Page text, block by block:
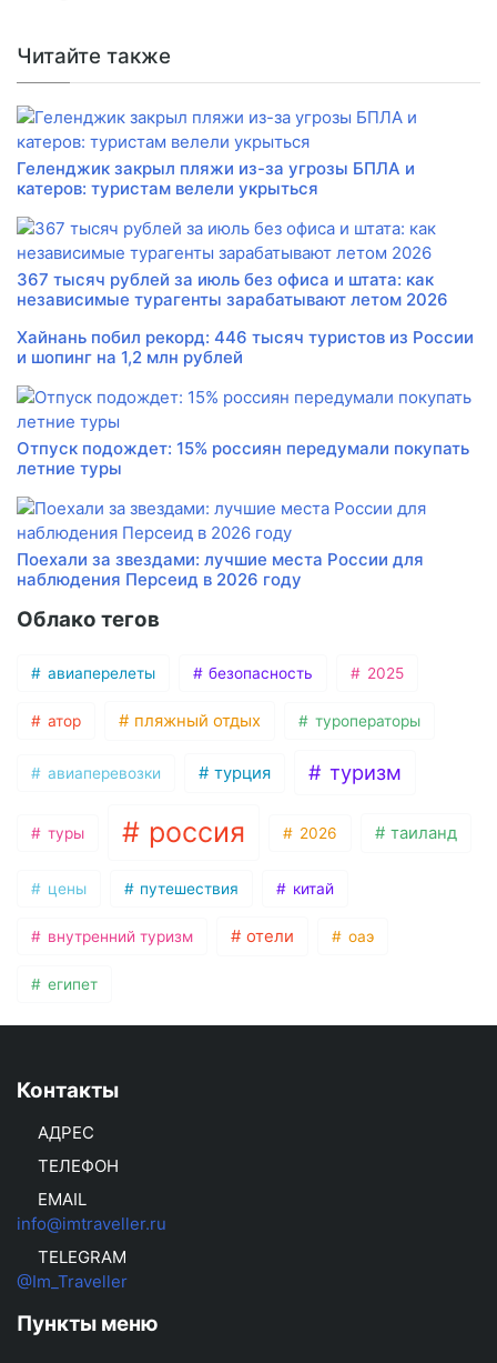
Читайте также
Геленджик закрыл пляжи из-за угрозы БПЛА и
катеров: туристам велели укрыться
367 тысяч рублей за июль без офиса и штата: как
независимые турагенты зарабатывают летом 2026
Хайнань побил рекорд: 446 тысяч туристов из России
и шопинг на 1,2 млн рублей
Отпуск подождет: 15% россиян передумали покупать
летние туры
Поехали за звездами: лучшие места России для
наблюдения Персеид в 2026 году
Облако тегов
авиаперелеты безопасность 2025
атор пляжный отдых туроператоры
авиаперевозки турция туризм
туры россия 2026 таиланд
цены путешествия китай
внутренний туризм отели оаэ
египет
Контакты
АДРЕС
ТЕЛЕФОН
EMAIL
info@imtraveller.ru
TELEGRAM
@Im_Traveller
Пункты меню